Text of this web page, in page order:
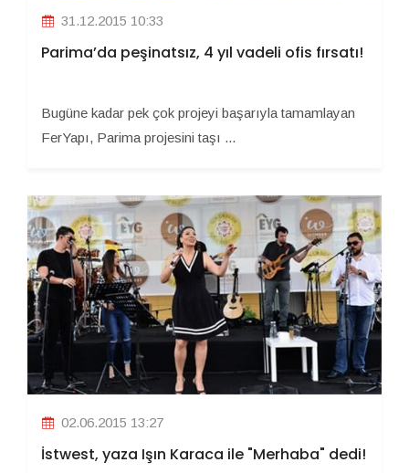
31.12.2015 10:33
Parima’da peşinatsız, 4 yıl vadeli ofis fırsatı!
Bugüne kadar pek çok projeyi başarıyla tamamlayan
FerYapı, Parima projesini taşı ...
02.06.2015 13:27
İstwest, yaza Işın Karaca ile "Merhaba" dedi!